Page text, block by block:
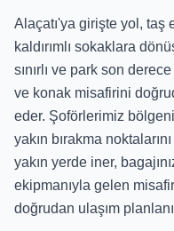
Alaçatı'ya girişte yol, taş
kaldırımlı sokaklara
sınırlı ve park son
ve konak misafirini
eder. Şoförlerimiz
yakın bırakma
yakın yerde iner,
ekipmanıyla gelen
doğrudan ulaşım